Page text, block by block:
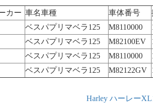
カー 車名車種 車体番号
ベスパプリマベラ125 M8110000
ベスパプリマベラ125 M82100EV
ベスパプリマベラ125 M8110000
ベスパプリマベラ125 M82122GV
Harley ハーレー